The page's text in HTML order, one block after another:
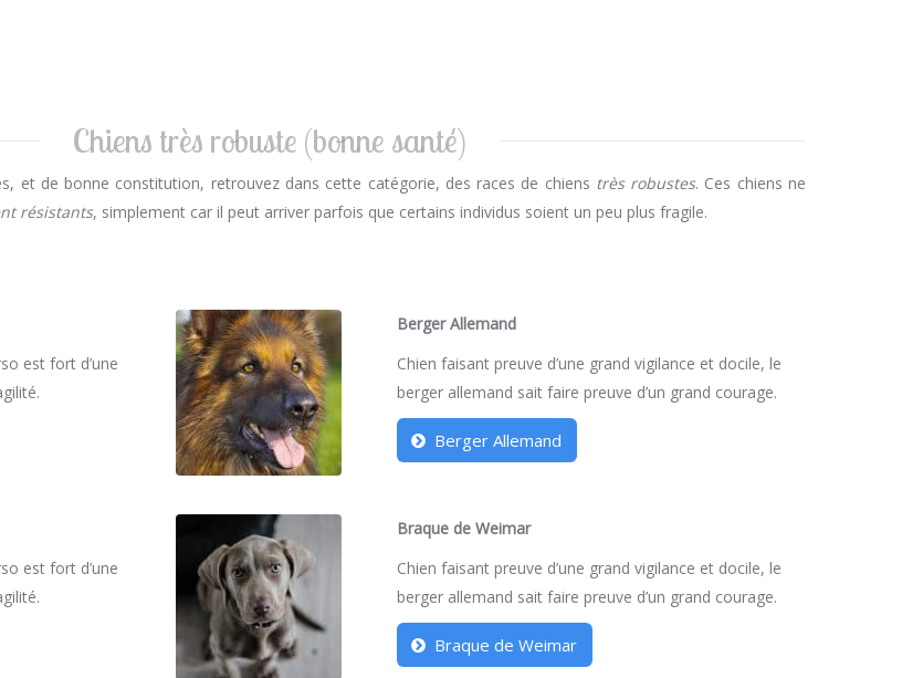
Chiens très robuste (bonne santé)
et de bonne constitution, retrouvez dans cette catégorie, des races de chiens très robustes. Ces chiens ne
résistants, simplement car il peut arriver parfois que certains individus soient un peu plus fragile.
est fort d’une
Berger Allemand
Chien faisant preuve d’une grand vigilance et docile, le
berger allemand sait faire preuve d’un grand courage.
Berger Allemand
est fort d’une
Braque de Weimar
Chien faisant preuve d’une grand vigilance et docile, le
berger allemand sait faire preuve d’un grand courage.
Braque de Weimar